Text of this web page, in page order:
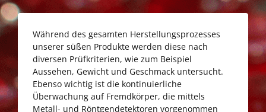
–
letzte
Schliff:
Während des gesamten Herstellungsprozesses
unserer süßen Produkte werden diese nach
diversen Prüfkriterien, wie zum Beispiel
Aussehen, Gewicht und Geschmack untersucht.
Ebenso wichtig ist die kontinuierliche
Überwachung auf Fremdkörper, die mittels
Metall- und Röntgendetektoren vorgenommen